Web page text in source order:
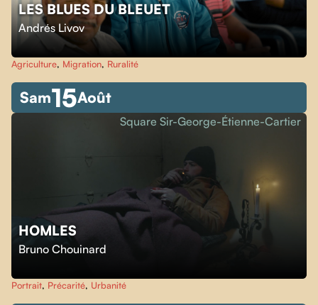
LES BLUES DU BLEUET
Andrés Livov
Agriculture, Migration, Ruralité
Sam15Août
HOMLES
Bruno Chouinard
Square Sir-George-Étienne-Cartier
Portrait, Précarité, Urbanité